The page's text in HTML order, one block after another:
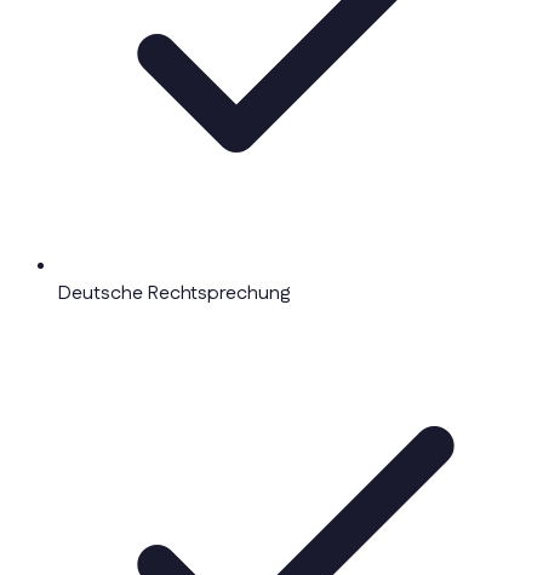
Deutsche Rechtsprechung